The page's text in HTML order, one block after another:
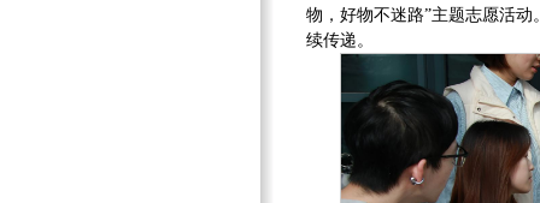
物，好物不迷路”主题志愿活
续传递。